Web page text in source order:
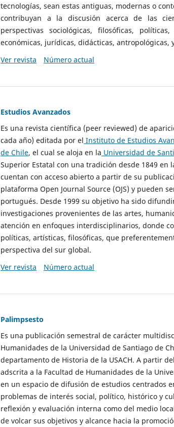
tecnologías, sean estas antiguas, modernas o
contribuyan a la discusión acerca de las
perspectivas sociológicas, filosóficas,
económicas, jurídicas, didácticas, antropológicas,
Ver revista
Número actual
Estudios Avanzados
Es una revista científica (peer reviewed) de
cada año) editada por el Instituto de Estudios
de Chile, el cual se aloja en la Universidad de
Superior Estatal con una tradición desde 1849 en
cuentan con acceso abierto a partir de su
plataforma Open Journal Source (OJS) y pueden
portugués. Desde 1999 su objetivo ha sido
investigaciones provenientes de las artes,
atención en enfoques interdisciplinarios, donde
políticas, artísticas, filosóficas, que
perspectiva del sur global.
Ver revista
Número actual
Palimpsesto
Es una publicación semestral de carácter
Humanidades de la Universidad de Santiago de
departamento de Historia de la USACH. A partir
adscrita a la Facultad de Humanidades de la
en un espacio de difusión de estudios centrados
problemas de interés social, político, histórico y
reflexión y evaluación interna como del medio
de volcar sus objetivos y alcance hacia la